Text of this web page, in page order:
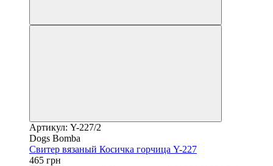
Артикул: Y-227/2
Dogs Bomba
Свитер вязаный Косичка горчица Y-227
465 грн